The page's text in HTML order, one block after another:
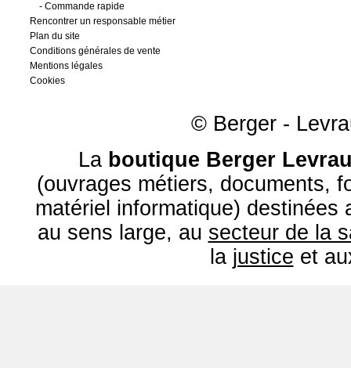
- Commande rapide
Rencontrer un responsable métier
Plan du site
Conditions générales de vente
Mentions légales
Cookies
© Berger -
La boutique Berger
(ouvrages métiers, documents,
matériel informatique) destinées
au sens large, au secteur de la
la justice et